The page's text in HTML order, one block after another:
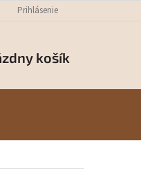
REKLAMÁCIE
Prihlásenie
košík